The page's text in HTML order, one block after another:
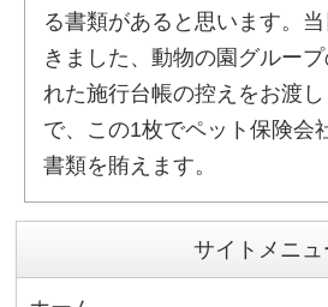
る書類があると思います。
きました、動物の園グルー
れた施行台帳の控えをお渡
で、この1枚でペット保険会
書類を賄えます。
サイトメニュ